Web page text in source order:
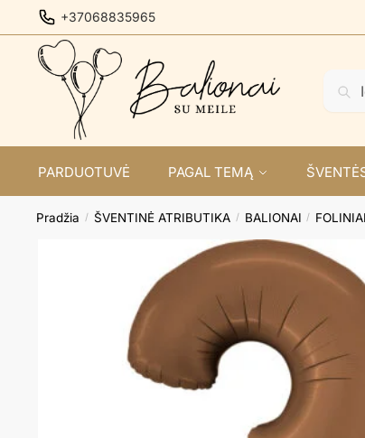
to
navigation
to
content
+37068835965
PARDUOTUVĖ PAGAL TEMĄ
Pradžia / ŠVENTINĖ ATRIBUTIKA / BALIONAI / FOLINIAI